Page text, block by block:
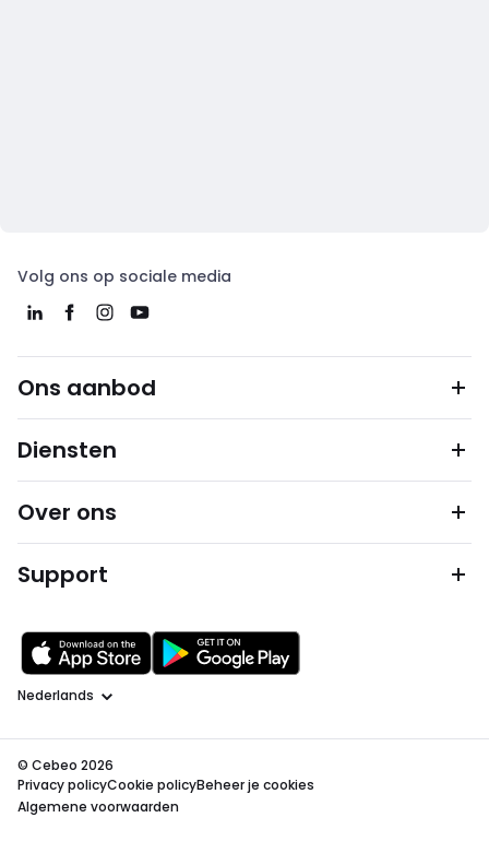
Volg ons op sociale media
Ons aanbod
Diensten
Over ons
Support
Taal
© Cebeo 2026
Privacy policyCookie policyBeheer je cookies
Algemene voorwaarden